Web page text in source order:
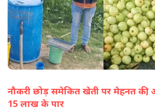
नौकरी छोड़ समेकित खेती पर मेहनत की,
15 लाख के पार